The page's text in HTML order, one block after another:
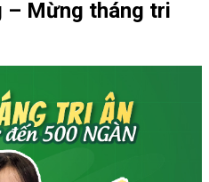
– Mừng tháng tri